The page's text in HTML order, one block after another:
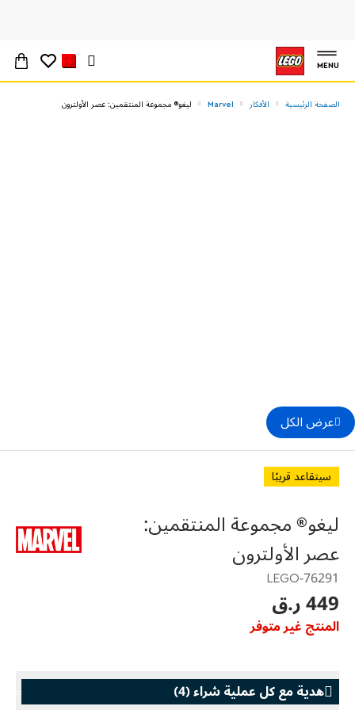
MENU
الصفحة الرئيسية الأفكار Marvel ليغو® مجموعة المنتقمين: عصر الأولترون
عرض الكل
سيتقاعد قريبًا
ليغو® مجموعة المنتقمين:
عصر الأولترون
76291-LEGO
449 ر.ق
المنتج غير متوفر
هدية مع كل عملية شراء(
4
)